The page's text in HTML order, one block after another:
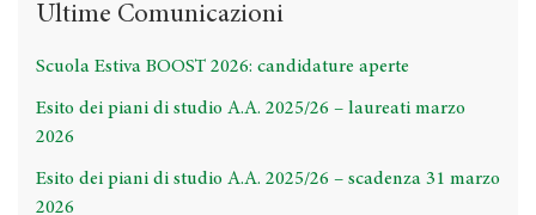
Ultime Comunicazioni
Scuola Estiva BOOST 2026: candidature aperte
Esito dei piani di studio A.A. 2025/26 – laureati marzo
2026
Esito dei piani di studio A.A. 2025/26 – scadenza 31 marzo
2026